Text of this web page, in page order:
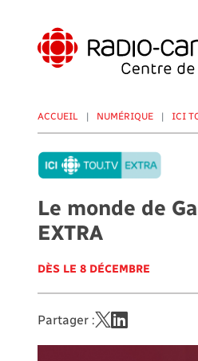
contenu
principal
ACCUEIL NUMÉRIQUE ICI
Le monde de
EXTRA
DÈS LE 8 DÉCEMBRE
Partager :